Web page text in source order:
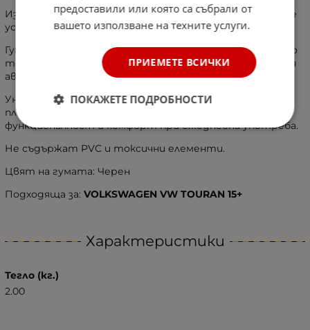
Изработена от висококачественTPE каучук, който е
устойчив на топлина и течности.
Гумената стелка е лесна за поставяне и сваляне, като
точно отговаря на размерите на багажника на вашия
автомобил.
Уникалният дизайн не позволява на стелките да се
плъзгат и осигуряват на потребителите
функционалност и комфорт при ежедневна употреба.
Не съдържат PVC и токсични елементи.
Цвят на гумата: Черен
Подходяща за: VOLKSWAGEN VW TOURAN 15+
Характеристики
Тегло (кг.)
2.00
предоставили или която са събрали от
вашето използване на техните услуги.
ПРИЕМЕТЕ ВСИЧКИ
ПОКАЖЕТЕ ПОДРОБНОСТИ